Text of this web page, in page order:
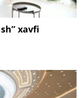
xavfi